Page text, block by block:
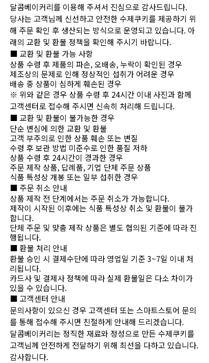
달콤베이커리를 이용해 주셔서 진심으로 감사드립니다.
당사는 고객님께 신선하고 안전한 수제쿠키를 제공하기 위
해 주문 확인 후 생산되는 방식으로 운영되고 있습니다. 아
래의 교환 및 환불 정책을 확인해 주시기 바랍니다.
■ 교환 및 환불 가능 사항
상품 수령 후 제품의 파손, 오배송, 누락이 확인된 경우
제조상의 문제로 인해 정상적인 섭취가 어려운 경우
배송 중 상품이 심하게 훼손된 경우
※ 위와 같은 경우 상품 수령 후 24시간 이내 사진과 함께
고객센터로 접수해 주시면 신속히 처리해 드립니다.
■ 교환 및 환불이 불가능한 경우
단순 변심에 의한 교환 및 환불
고객 부주의로 인한 상품 훼손 또는 변질
수령 후 보관 방법 미준수로 인한 품질 저하
상품 수령 후 24시간이 경과한 경우
주문 제작 상품, 답례품, 기업 단체 주문 상품
식품 특성상 개봉 또는 일부 섭취한 경우
■ 주문 취소 안내
상품 제작 전 단계에서는 주문 취소가 가능합니다.
제작이 시작된 이후에는 식품 특성상 취소 및 환불이 불가
합니다.
단체 주문 및 맞춤 제작 상품은 별도 협의된 기준에 따라 진
행됩니다.
■ 환불 처리 안내
환불 승인 시 결제수단에 따라 영업일 기준 3~7일 이내 처
리됩니다.
카드사 및 결제사 정책에 따라 실제 환불일은 다소 차이가
있을 수 있습니다.
■ 고객센터 안내
문의사항이 있으신 경우 고객센터 또는 스마트스토어 문의
를 통해 접수해 주시면 친절하게 안내해 드리겠습니다.
달콤베이커리는 정직한 재료와 정성으로 만든 수제쿠키를
고객님께 안전하게 전달하기 위해 최선을 다하고 있습니다.
감사합니다.